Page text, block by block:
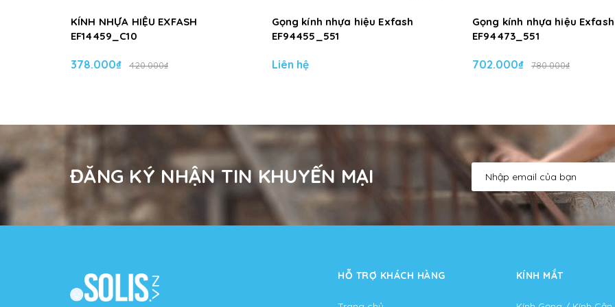
KÍNH NHỰA HIỆU EXFASH
EF14459_C10
378.000₫ 420.000₫
Gọng kính nhựa hiệu Exfash
EF94455_551
Liên hệ
Gọng kính nhựa hiệu Exfash
EF94473_551
702.000₫ 780.000₫
ĐĂNG KÝ NHẬN TIN KHUYẾN MẠI
HỖ TRỢ KHÁCH HÀNG KÍNH MẮT